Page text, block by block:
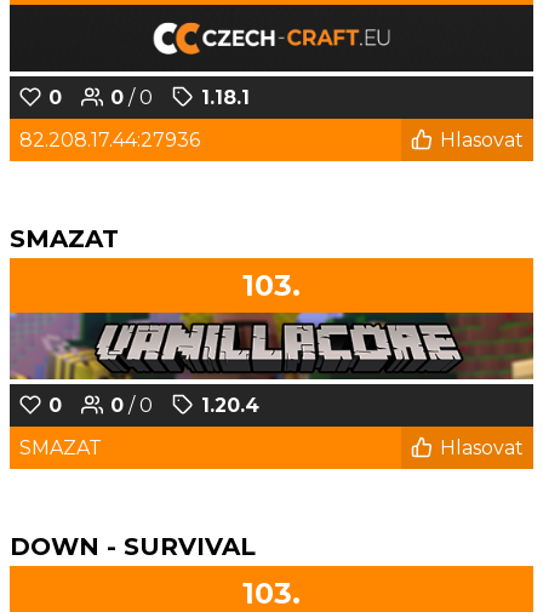
0 0 / 0
1.18.1
82.208.17.44:27936
Hlasovat
SMAZAT
103.
0 0 / 0
1.20.4
SMAZAT
Hlasovat
DOWN - SURVIVAL
103.